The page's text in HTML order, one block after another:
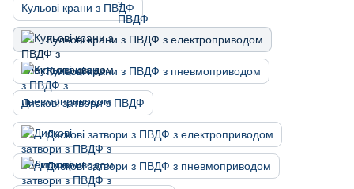
Кульові крани з ПВДФ
Кульові крани з ПВДФ з електроприводом
Кульові крани з ПВДФ з пневмоприводом
Дискові затвори з ПВДФ
Дискові затвори з ПВДФ з електроприводом
Дискові затвори з ПВДФ з пневмоприводом